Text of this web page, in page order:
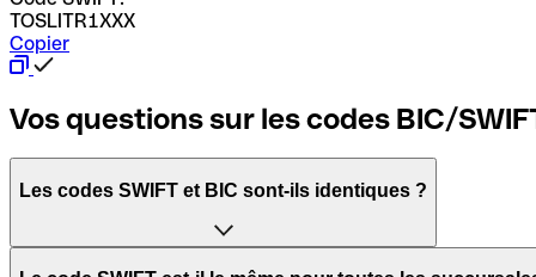
TOSLITR1XXX
Copier
Vos questions sur les codes BIC/
Les codes SWIFT et BIC sont-ils identiques ?